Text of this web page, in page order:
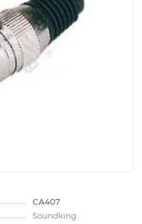
СА407
Soundking